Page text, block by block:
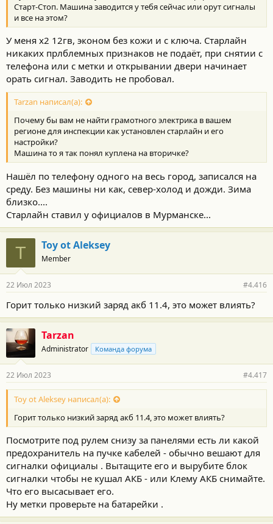
Старт-Стоп. Машина заводится у тебя сейчас или орут сигналы
и все на этом?
У меня х2 12гв, эконом без кожи и с ключа. Старлайн
никаких прлблемных признаков не подаёт, при снятии с
телефона или с метки и открывании двери начинает
орать сигнал. Заводить не пробовал.
Tarzan написал(а):
Почему бы вам не найти грамотного электрика в вашем
регионе для инспекции как установлен старлайн и его
настройки?
Машина то я так понял куплена на вторичке?
Нашёл по телефону одного на весь город, записался на
среду. Без машины ни как, север-холод и дожди. Зима
близко....
Старлайн ставил у официалов в Мурманске...
T Toy ot Aleksey
Member
22 Июл 2023 #4.416
Горит только низкий заряд акб 11.4, это может влиять?
Tarzan
Administrator Команда форума
22 Июл 2023 #4.417
Toy ot Aleksey написал(а):
Горит только низкий заряд акб 11.4, это может влиять?
Посмотрите под рулем снизу за панелями есть ли какой
предохранитель на пучке кабелей - обычно вешают для
сигналки официалы . Вытащите его и вырубите блок
сигналки чтобы не кушал АКБ - или Клему АКБ снимайте.
Что его высасывает его.
Ну метки проверьте на батарейки .